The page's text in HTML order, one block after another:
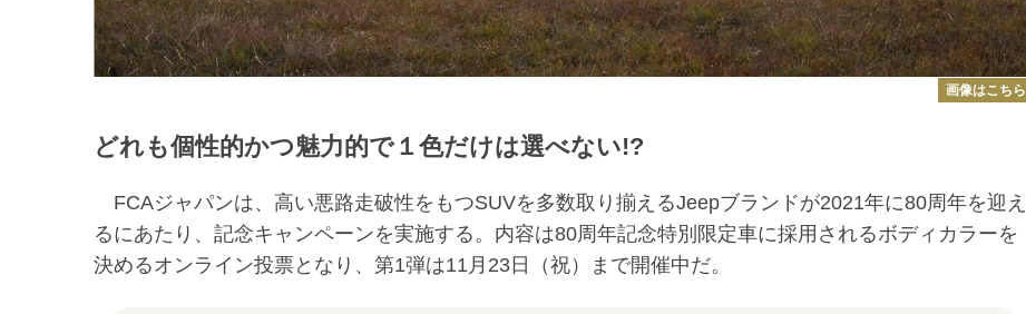
画像はこちら
どれも個性的かつ魅力的で１色だけは選べない!?
FCAジャパンは、高い悪路走破性をもつSUVを多数取り揃えるJeepブランドが2021年に80周年を迎え
るにあたり、記念キャンペーンを実施する。内容は80周年記念特別限定車に採用されるボディカラーを
決めるオンライン投票となり、第1弾は11月23日（祝）まで開催中だ。